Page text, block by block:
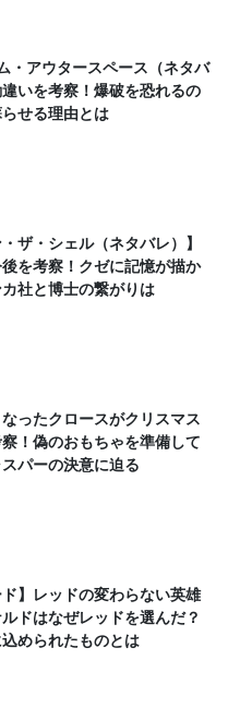
・アウタースペース（ネタバ
いを考察！爆破を恐れるの
せる理由とは
ザ・シェル（ネタバレ）】
を考察！クゼに記憶が描か
社と博士の繋がりは
なったクロースがクリスマス
！偽のおもちゃを準備して
パーの決意に迫る
ド】レッドの変わらない英雄
ドはなぜレッドを選んだ？
められたものとは